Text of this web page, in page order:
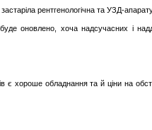
рентгенологічна та УЗД-
оновлено, хоча надсучасних і
є хороше обладнання та й ціни на